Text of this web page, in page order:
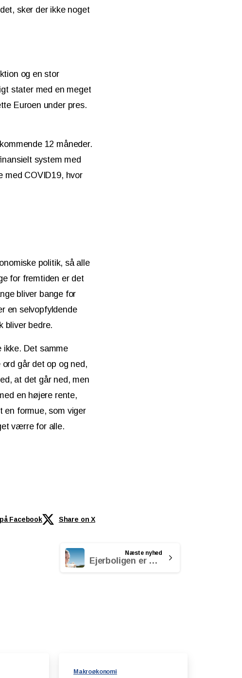
sker der ikke noget
og en stor
stater med en meget
Euroen under pres.
12 måneder.
system med
med COVID19, hvor
politik, så alle
for fremtiden er det
bliver bange for
en selvopfyldende
bliver bedre.
Det samme
går det op og ned,
at det går ned, men
en højere rente,
en formue, som viger
værre for alle.
Facebook Share on X
Næste nyhed
Ejerboligen er din bedste investering
Makroøkonomi